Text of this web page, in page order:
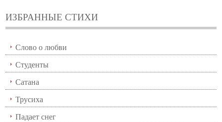
ИЗБРАННЫЕ СТИХИ
Слово о любви
Студенты
Сатана
Трусиха
Падает снег